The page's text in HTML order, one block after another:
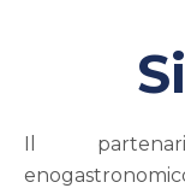
Il